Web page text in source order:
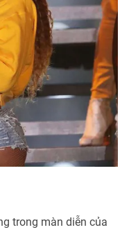
trong màn diễn của